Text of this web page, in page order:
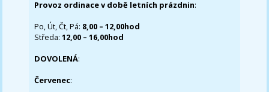
Provoz ordinace v době letních prázdnin:
Po, Út, Čt, Pá: 8,00 – 12,00hod
Středa:12,00 – 16,00hod
DOVOLENÁ:
Červenec: